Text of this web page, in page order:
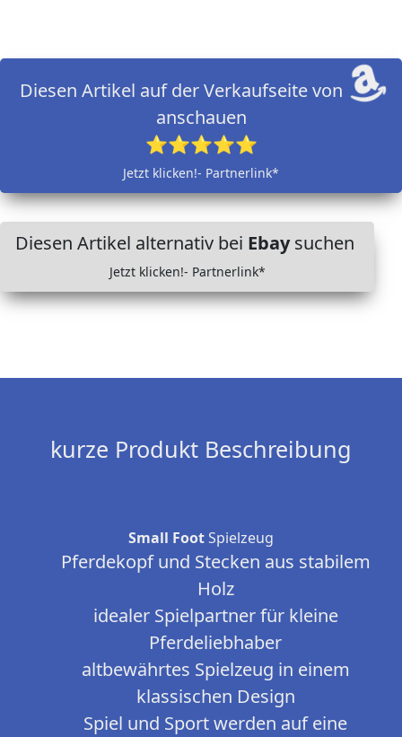
Diesen Artikel auf der Verkaufseite von
anschauen
⭐⭐⭐⭐⭐
Jetzt klicken!- Partnerlink*
Diesen Artikel alternativ bei Ebaysuchen
Jetzt klicken!- Partnerlink*
kurze Produkt Beschreibung
Small FootSpielzeug
Pferdekopf und Stecken aus stabilem
Holz
idealer Spielpartner für kleine
Pferdeliebhaber
altbewährtes Spielzeug in einem
klassischen Design
Spiel und Sport werden auf eine